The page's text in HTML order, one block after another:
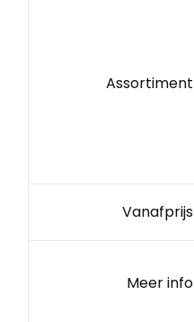
Assortiment
Vanafprijs
Meer info